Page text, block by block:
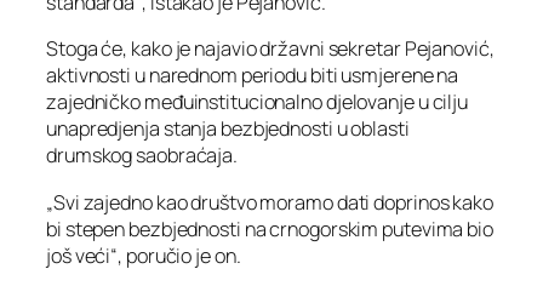
Stoga će, kako je najavio državni sekretar Pejanović,
aktivnosti u narednom periodu biti usmjerene na
zajedničko međuinstitucionalno djelovanje u cilju
unapredjenja stanja bezbjednosti u oblasti
drumskog saobraćaja.
„Svi zajedno kao društvo moramo dati doprinos kako
bi stepen bezbjednosti na crnogorskim putevima bio
još veći“, poručio je on.